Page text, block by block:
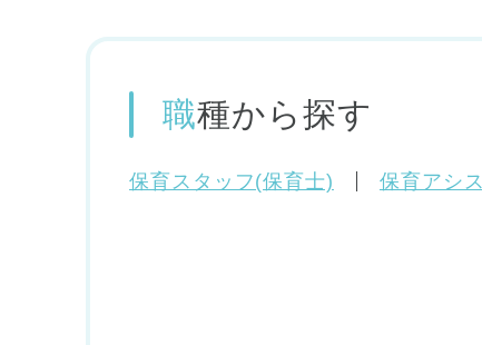
職種から探す
保育スタッフ(保育士) 保育アシ